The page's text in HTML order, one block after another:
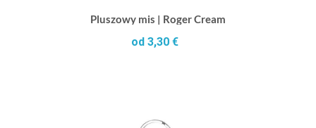
Pluszowy mis | Roger Cream
od 3,30 €